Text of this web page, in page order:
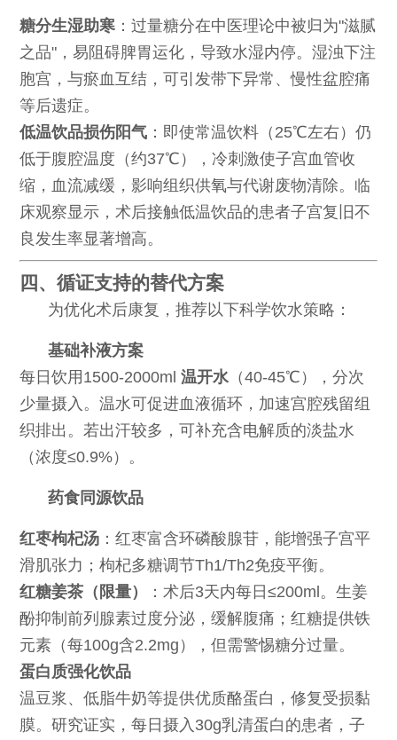
糖分生湿助寒 ：过量糖分在中医理论中被归为"滋腻
之品"，易阻碍脾胃运化，导致水湿内停。湿浊下注
胞宫，与瘀血互结，可引发带下异常、慢性盆腔痛
等后遗症。
低温饮品损伤阳气 ：即使常温饮料（25℃左右）仍
低于腹腔温度（约37℃），冷刺激使子宫血管收
缩，血流减缓，影响组织供氧与代谢废物清除。临
床观察显示，术后接触低温饮品的患者子宫复旧不
良发生率显著增高。
四、循证支持的替代方案
为优化术后康复，推荐以下科学饮水策略：
基础补液方案
每日饮用1500-2000ml温开水 （40-45℃），分次
少量摄入。温水可促进血液循环，加速宫腔残留组
织排出。若出汗较多，可补充含电解质的淡盐水
（浓度≤0.9%）。
药食同源饮品
红枣枸杞汤 ：红枣富含环磷酸腺苷，能增强子宫平
滑肌张力；枸杞多糖调节Th1/Th2免疫平衡。
红糖姜茶（限量）
：术后3天内每日≤200ml。生姜
酚抑制前列腺素过度分泌，缓解腹痛；红糖提供铁
元素（每100g含2.2mg），但需警惕糖分过量。
蛋白质强化饮品
温豆浆、低脂牛奶等提供优质酪蛋白，修复受损黏
膜。研究证实，每日摄入30g乳清蛋白的患者，子